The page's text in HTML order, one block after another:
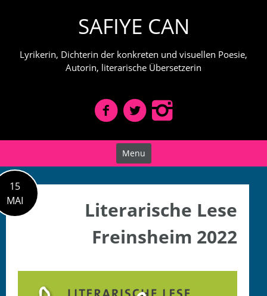
SAFIYE CAN
Lyrikerin, Dichterin der konkreten und visuellen Poesie,
Autorin, literarische Übersetzerin
Menu
15
MAI
Literarische Lese
Freinsheim 2022